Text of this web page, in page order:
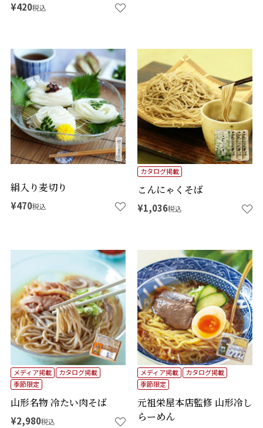
¥420税込
絹入り麦切り
¥470税込
こんにゃくそば
カタログ掲載
¥1,036税込
山形名物 冷たい肉そば
メディア掲載
カタログ掲載
季節限定
¥2,980税込
元祖栄屋本店監修 山形冷し
らーめん
メディア掲載
カタログ掲載
季節限定